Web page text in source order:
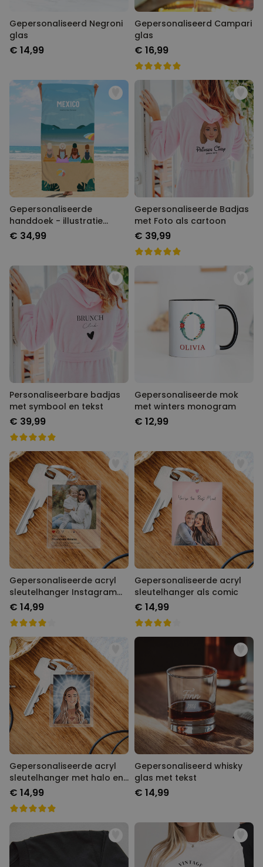
Gepersonaliseerd Negroni
glas
€ 14,99
Gepersonaliseerd Campari
glas
€ 16,99
Gepersonaliseerde
handdoek - illustratie
vriendinnen strand
€ 34,99
Gepersonaliseerde Badjas
met Foto als cartoon
€ 39,99
Personaliseerbare badjas
met symbool en tekst
€ 39,99
Gepersonaliseerde mok
met winters monogram
€ 12,99
Gepersonaliseerde acryl
sleutelhanger Instagram
stijl
€ 14,99
Gepersonaliseerde acryl
sleutelhanger als comic
€ 14,99
Gepersonaliseerde acryl
sleutelhanger met halo en
gezicht
€ 14,99
Gepersonaliseerd whisky
glas met tekst
€ 14,99